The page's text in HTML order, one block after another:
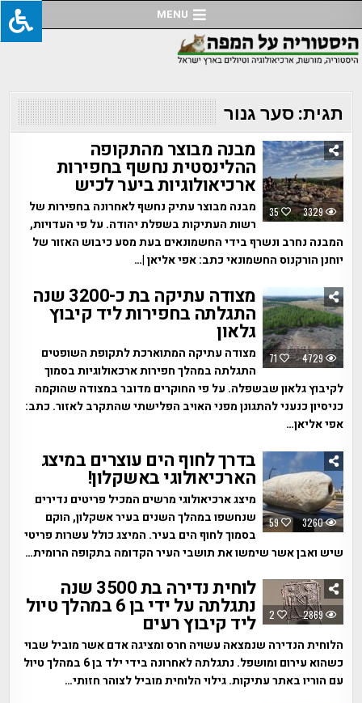
to
content
MENU
תגית:סער גנור
35 3329
מבנה מבוצר מהתקופה
ההלינסטית נחשף בחפירות
ארכיאולוגיות ביער לכיש
מבנה מבוצר עתיק נחשף לאחרונה בחפירות של
רשות העתיקות בשפלת יהודה. על פי העדויות,
המבנה נחרב ונשרף בידי החשמונאים בעת מסע כיבוש האזור של
יוחנן הורקנוס החשמונאי כתב: אפי אליאן |…
71 4729
מצודה עתיקה בת כ-3200 שנה
התגלתה בחפירות ליד קיבוץ
גלאון
מצודה עתיקה המתוארכת לתקופת השופטים
התגלתה במהלך חפירות ארכאולוגיות בסמוך
לקיבוץ גלאון שבשפלה. על פי החוקרים מדובר במצודה שהוקמה
כניסיון כנעני להתגונן מפני האויב הפלישתי שהתקרב לאזור. כתב:
אפי אליאן…
59 3260
בדרך לחוף הים עוצרים במיצג
הארכיאולוגי באשקלון!
מיצג ארכיאולוגי מרשים המכיל פריטים נדירים
שנחשפו במהלך השנים בעיר אשקלון, הוקם
בסמוך לחוף הים בעיר. המיצג כולל עשרות פריטי
שיש ואבן אשר שימשו את תושבי העיר הקדומה בתקופה הרומית…
2 2869
לוחית נדירה בת 3500 שנה
נתגלתה על ידי בן 6 במהלך טיול
ליד קיבוץ רעים
הלוחית הנדירה שנמצאה עשויה חרס ומציגה אדם אשר מוביל שבוי
כשהוא עירום ומושפל. נתגלתה לאחרונה בידי ילד בן 6 במהלך טיול
עם הוריו באתר עתיקות. גילוי הלוחית מוביל לצוהר חזותי…